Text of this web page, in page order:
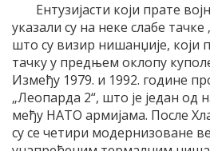
Ентузијасти који прате
указали су на неке слабе
што су визир нишанџије, који
тачку у предњем оклопу
Између 1979. и 1992. године
„Леопарда 2“, што је један од
међу НАТО армијама. После
су се четири модернизоване